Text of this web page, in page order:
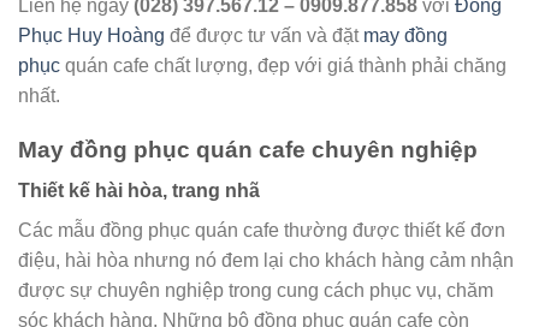
Liên hệ ngay (028) 397.567.12 – 0909.877.858 với Đồng
Phục Huy Hoàng để được tư vấn và đặt may đồng
phục quán cafe chất lượng, đẹp với giá thành phải chăng
nhất.
May đồng phục quán cafe chuyên nghiệp
Thiết kế hài hòa, trang nhã
Các mẫu đồng phục quán cafe thường được thiết kế đơn
điệu, hài hòa nhưng nó đem lại cho khách hàng cảm nhận
được sự chuyên nghiệp trong cung cách phục vụ, chăm
sóc khách hàng. Những bộ đồng phục quán cafe còn